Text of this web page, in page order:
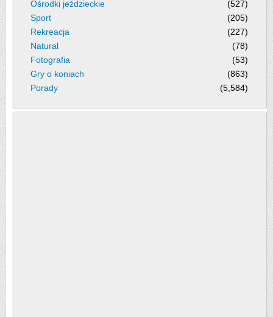
Ośrodki jeździeckie
(527)
Sport
(205)
Rekreacja
(227)
Natural
(78)
Fotografia
(53)
Gry o koniach
(863)
Porady
(5,584)